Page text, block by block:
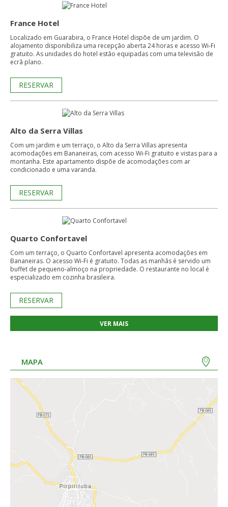
France Hotel
Localizado em Guarabira, o France Hotel dispõe de um jardim. O
alojamento disponibiliza uma recepção aberta 24 horas e acesso Wi-Fi
gratuito. As unidades do hotel estão equipadas com uma televisão de
ecrã plano.
RESERVAR
Alto da Serra Villas
Com um jardim e um terraço, o Alto da Serra Villas apresenta
acomodações em Bananeiras, com acesso Wi-Fi gratuito e vistas para a
montanha. Este apartamento dispõe de acomodações com ar
condicionado e uma varanda.
RESERVAR
Quarto Confortavel
Com um terraço, o Quarto Confortavel apresenta acomodações em
Bananeiras. O acesso Wi-Fi é gratuito. Todas as manhãs é servido um
buffet de pequeno-almoço na propriedade. O restaurante no local é
especializado em cozinha brasileira.
RESERVAR
VER MAIS
MAPA